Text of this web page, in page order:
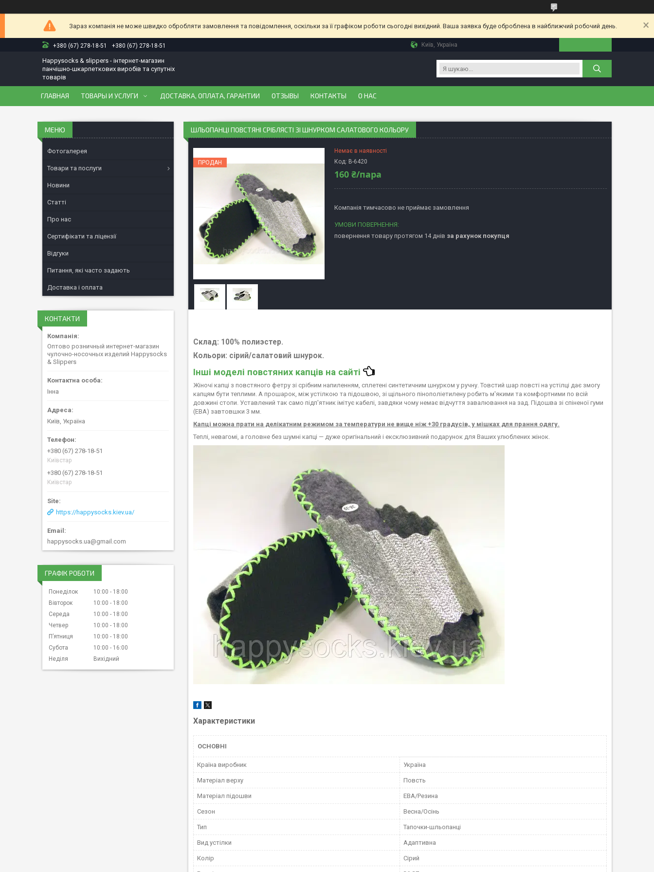
Зараз компанія не може швидко обробляти замовлення та повідомлення, оскільки за її графіком роботи сьогодні вихідний. Ваша заявка буде оброблена в найближчий робочий день.
+380 (67) 278-18-51 +380 (67) 278-18-51 Київ, Україна
Happysocks & slippers - інтернет-магазин
панчішно-шкарпеткових виробів та супутніх
товарів
ГЛАВНАЯ ТОВАРЫ И УСЛУГИ ДОСТАВКА, ОПЛАТА, ГАРАНТИИ ОТЗЫВЫ КОНТАКТЫ О НАС
ШЛЬОПАНЦІ ПОВСТЯНІ СРІБЛЯСТІ ЗІ ШНУРКОМ САЛАТОВОГО КОЛЬОРУ
ПРОДАН
Немає в наявності
Код: В-6420
160 ₴/пара
Компанія тимчасово не приймає замовлення
повернення товару протягом 14 днів за рахунок покупця
Склад: 100% полиэстер.
Кольори: сірий/салатовий шнурок.
Інші моделі повстяних капців на сайті
Жіночі капці з повстяного фетру зі срібним напиленням, сплетені синтетичним шнурком у ручну. Товстий шар повсті на устілці дає змогу
капцям бути теплими. А прошарок, між устілкою та підошвою, зі щільного пінополіетилену робить м'якими та комфортними по всій
довжині стопи. Уставлений так само підп'ятник імітує кабелі, завдяки чому немає відчуття завалювання на зад. Підошва зі спіненої гуми
(ЕВА) завтовшки 3 мм.
Капці можна прати на делікатним режимом за температури не вище ніж +30 градусів, у мішках для прання одягу.
Теплі, невагомі, а головне без шумні капці — дуже оригінальний і ексклюзивний подарунок для Ваших улюблених жінок.
Характеристики
ОСНОВНІ
Країна виробник Україна
Матеріал верху Повсть
Матеріал підошви ЕВА/Резина
Сезон Весна/Осінь
Тип Тапочки-шльопанці
Вид устілки Адаптивна
Колір Сірий
Фотогалерея
Товари та послуги
Новини
Статті
Про нас
Сертифікати та ліцензії
Відгуки
Питання, які часто задають
Доставка і оплата
КОНТАКТИ
Оптово розничный интернет-магазин
чулочно-носочных изделий Happysocks
& Slippers
Інна
Київ, Україна
+380 (67) 278-18-51
Київстар
+380 (67) 278-18-51
Київстар
https://happysocks.kiev.ua/
happysocks.ua@gmail.com
ГРАФІК РОБОТИ
Понеділок 10:00
18:00
Вівторок
10:00
18:00
Середа
10:00
18:00
Четвер
10:00
18:00
Пʼятниця
10:00
18:00
Субота
10:00
16:00
Неділя
Вихідний